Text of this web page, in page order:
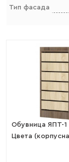
Тип фасада
Обувница ЯПТ-
Цвета